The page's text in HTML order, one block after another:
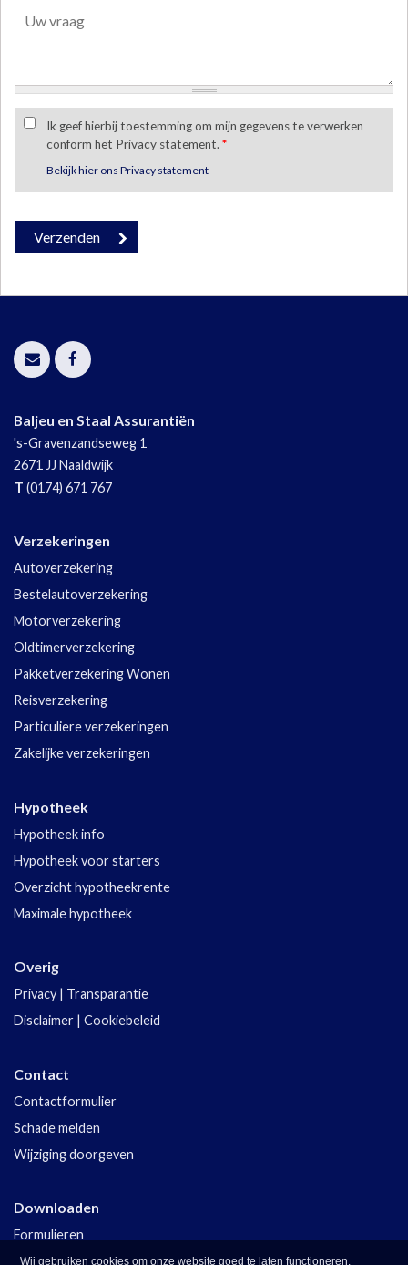
Wij gebruiken cookies om onze website goed te laten functioneren.
Ik geef hierbij toestemming om mijn gegevens te verwerken
conform het Privacy statement. *
Bekijk hier ons Privacy statement
Baljeu en Staal Assurantiën
's-Gravenzandseweg 1
2671 JJ Naaldwijk
T (0174) 671 767
Verzekeringen
Autoverzekering
Bestelautoverzekering
Motorverzekering
Oldtimerverzekering
Pakketverzekering Wonen
Reisverzekering
Particuliere verzekeringen
Zakelijke verzekeringen
Hypotheek
Hypotheek info
Hypotheek voor starters
Overzicht hypotheekrente
Maximale hypotheek
Overig
Privacy | Transparantie
Disclaimer | Cookiebeleid
Contact
Contactformulier
Schade melden
Wijziging doorgeven
Downloaden
Formulieren
Polisvoorwaarden